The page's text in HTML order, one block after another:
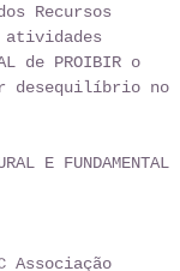
Recursos
atividades
de PROIBIR o
desequilíbrio no
E FUNDAMENTAL
Associação